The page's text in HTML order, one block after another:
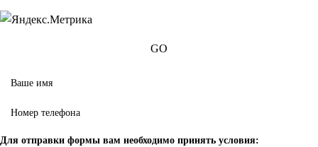
GO
Для отправки формы вам необходимо принять условия: